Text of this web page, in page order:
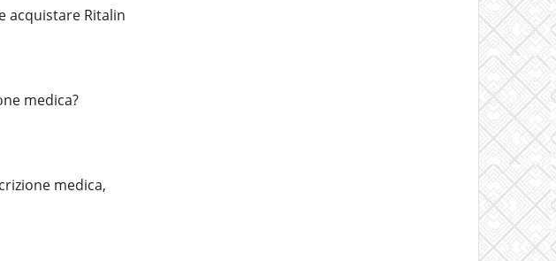
acquistare Ritalin
medica?
medica,